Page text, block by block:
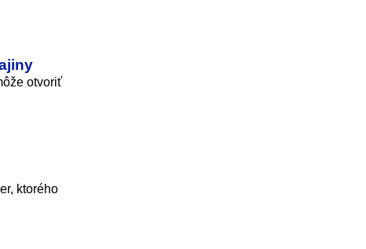
otvoriť
ktorého